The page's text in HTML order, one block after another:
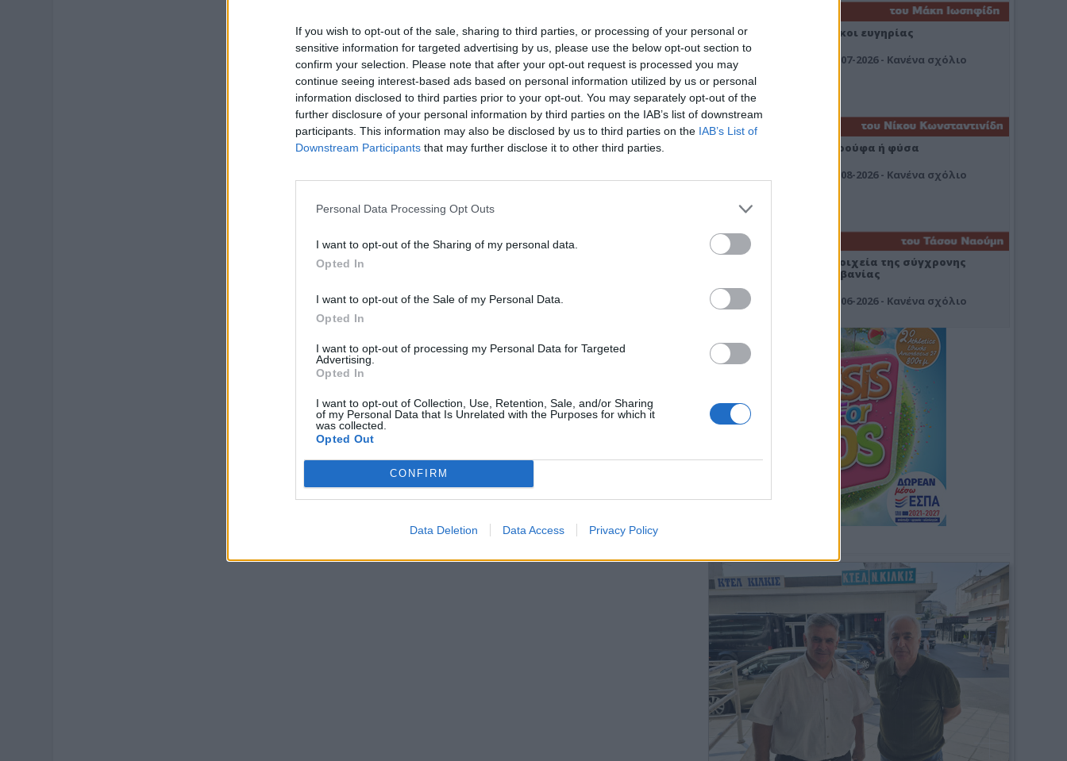
If you wish to opt-out of the sale, sharing to third parties, or processing of your personal or
sensitive information for targeted advertising by us, please use the below opt-out section to
confirm your selection. Please note that after your opt-out request is processed you may
continue seeing interest-based ads based on personal information utilized by us or personal
information disclosed to third parties prior to your opt-out. You may separately opt-out of the
further disclosure of your personal information by third parties on the IAB’s list of downstream
participants. This information may also be disclosed by us to third parties on the IAB’s List of
Downstream Participants that may further disclose it to other third parties.
Personal Data Processing Opt Outs
I want to opt-out of the Sharing of my personal data.
Opted In
I want to opt-out of the Sale of my Personal Data.
Opted In
I want to opt-out of processing my Personal Data for Targeted
Advertising.
Opted In
I want to opt-out of Collection, Use, Retention, Sale, and/or Sharing
of my Personal Data that Is Unrelated with the Purposes for which it
was collected.
Opted Out
CONFIRM
Data Deletion Data Access Privacy Policy
Οίκοι ευγηρίας
24-07-2026 - Κανένα σχόλιο
Ή ρούφα ή φύσα
03-08-2026 - Κανένα σχόλιο
Στοιχεία της σύγχρονης
Αλβανίας
19-06-2026 - Κανένα σχόλιο